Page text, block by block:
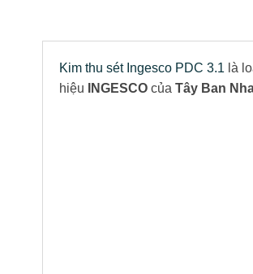
Kim thu sét Ingesco PDC 3.1 là
hiệu
INGESCO của Tây Ban